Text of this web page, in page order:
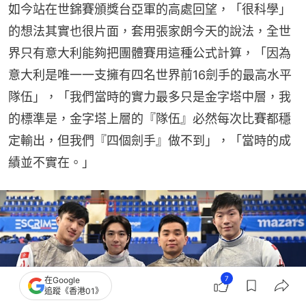
如今站在世錦賽頒獎台亞軍的高處回望，「很科學」
的想法其實也很片面，套用張家朗今天的說法，全世
界只有意大利能夠把團體賽用這種公式計算，「因為
意大利是唯一一支擁有四名世界前16劍手的最高水平
隊伍」，「我們當時的實力最多只是金字塔中層，我
的標準是，金字塔上層的『隊伍』必然每次比賽都穩
定輸出，但我們『四個劍手』做不到」，「當時的成
績並不實在。」
在Google
追蹤《香港01》
7